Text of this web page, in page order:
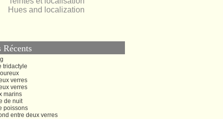
Hues and localization
tridactyle
verres
verres
marins
de nuit
poissons
entre deux verres